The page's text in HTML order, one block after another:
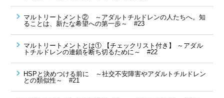
マルトリートメント② ～アダルトチルドレンの人たちへ。知
ることは、新たな希望への第一歩～ #23
マルトリートメントとは① 【チェックリスト付き】 ～アダル
トチルドレンの連鎖を断ち切るために～ #22
HSPと決めつける前に ～社交不安障害やアダルトチルドレン
との類似性～ #21